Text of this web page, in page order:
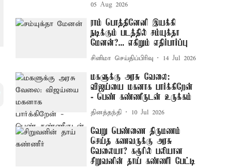
05 Aug 2026
ராம் பொத்தினேனி இயக்கி
நடிக்கும் படத்தில் சம்யுக்தா
மேனன்?... எகிறும் எதிர்பார்ப்பு
சினிமா செய்திப்பிரிவு 14 Jul 2026
மகளுக்கு அரசு வேலை:
விஜய்யை மகனாக பார்க்கிறேன்
- பெண் கண்ணீருடன் உருக்கம்
தினத்தந்தி 10 Jul 2026
வேறு பெண்ணை திருமணம்
செய்த கணவருக்கு அரசு
வேலையா? கரூரில் பலியான
சிறுவனின் தாய் கண்ணீர் பேட்டி